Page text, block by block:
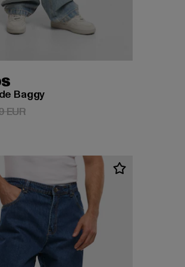
Baggy
40,99 EUR
EURAktionspreis: 49,99 EUR